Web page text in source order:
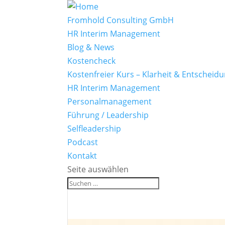
Fromhold Consulting GmbH
HR Interim Management
Blog & News
Kostencheck
Kostenfreier Kurs – Klarheit &
HR Interim Management
Personalmanagement
Führung / Leadership
Selfleadership
Podcast
Kontakt
Seite auswählen